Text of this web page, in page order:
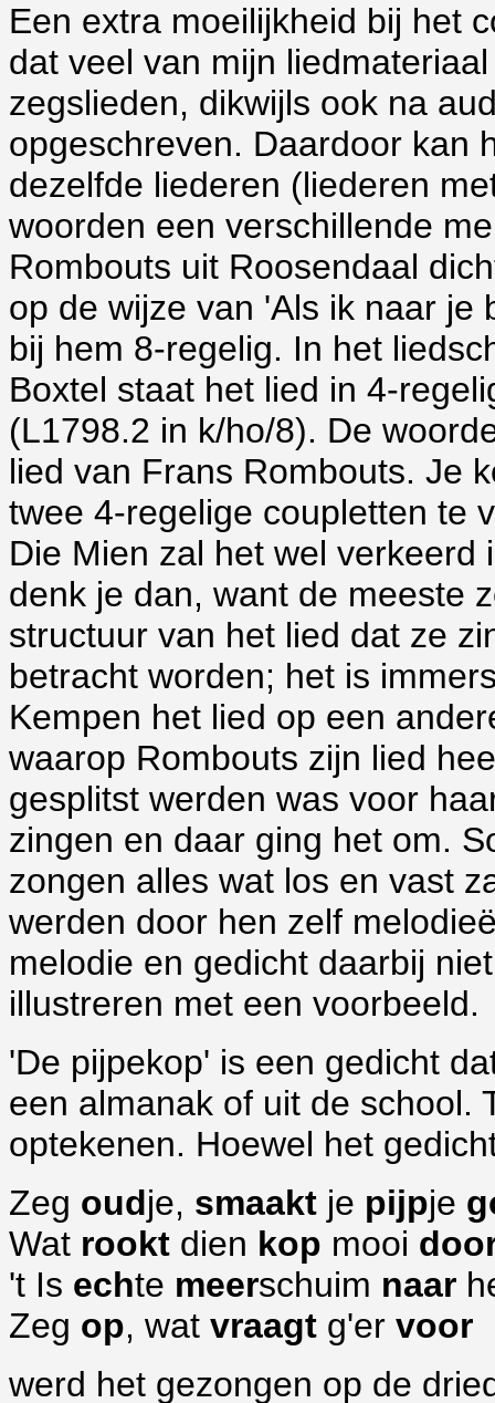
Een extra moeilijkheid bij het
dat veel van mijn
zegslieden, dikwijls ook na
opgeschreven. Daardoor kan
dezelfde liederen (liederen
woorden een verschillende
Rombouts uit Roosendaal
op de wijze van 'Als ik naar je
bij hem 8-regelig. In het
Boxtel staat het lied in 4-
(L1798.2 in k/ho/8). De
lied van Frans Rombouts. Je
twee 4-regelige coupletten te
Die Mien zal het wel
denk je dan, want de meeste
structuur van het lied dat ze
betracht worden; het is
Kempen het lied op een
waarop Rombouts zijn lied
gesplitst werden was voor
zingen en daar ging het om.
zongen alles wat los en vast
werden door hen zelf
melodie en gedicht daarbij
illustreren met een voorbeeld.
'De pijpekop' is een gedicht
een almanak of uit de school.
optekenen. Hoewel het
Zeg oudje, smaakt je pijpje
Wat rookt dien kop mooi
't Is echte meerschuim naar
Zeg op, wat vraagt g'er voor
werd het gezongen op de